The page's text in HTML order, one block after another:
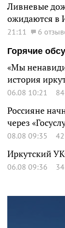
Ливневые
ожидаются в
21:11
6
Горячие
«Мы
история
06.08 10:21
Россияне
через
08.08 09:35
Иркутский
06.08 09:36